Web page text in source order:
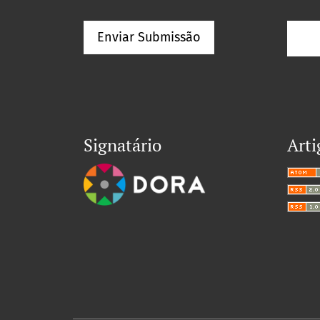
Enviar Submissão
Signatário